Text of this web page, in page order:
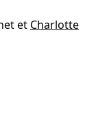
et Charlotte